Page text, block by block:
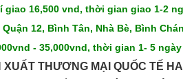
giao 16,500 vnd, thời gian giao 1-2
12, Bình Tân, Nhà Bè, Bình
- 35,000vnd, thời gian 1- 5
XUẤT THƯƠNG MẠI QUỐC TẾ